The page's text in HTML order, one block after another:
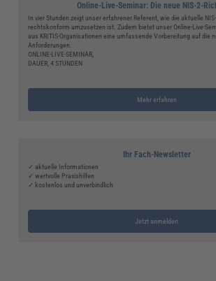
Online-Live-Seminar: Die neue NIS-2-
In vier Stunden zeigt unser erfahrener Referent, wie die aktuelle
rechtskonform umzusetzen ist. Zudem bietet unser Online-Live-
aus KRITIS-Organisationen eine umfassende Vorbereitung auf die
Anforderungen.
ONLINE-LIVE-SEMINAR,
DAUER, 4 STUNDEN
Mehr erfahren
Ihr Fach-Newsletter
✓ aktuelle Informationen
✓ wertvolle Praxishilfen
✓ kostenlos und unverbindlich
Jetzt anmelden